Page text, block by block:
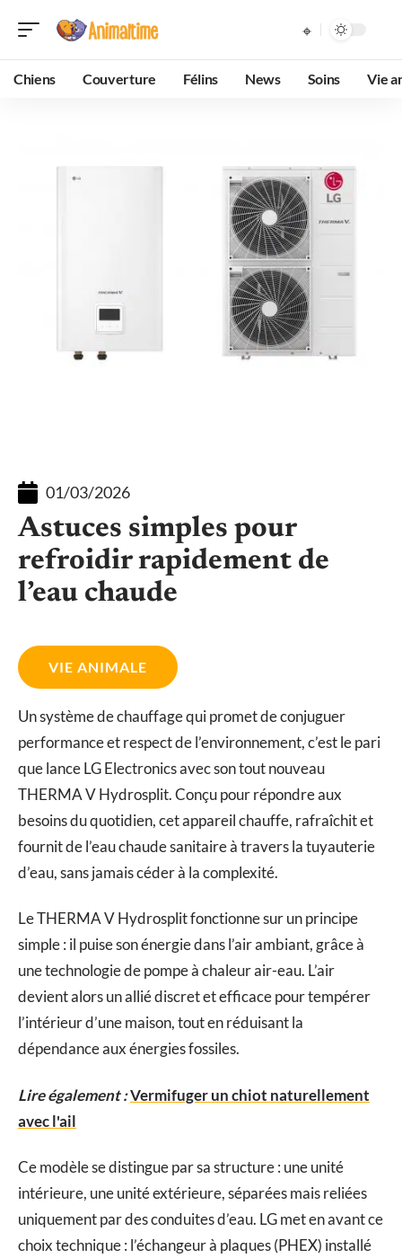
Chiens Couverture Félins News Soins Vie
01/03/2026
Astuces simples pour
refroidir rapidement de
l’eau chaude
VIE ANIMALE
Un système de chauffage qui promet de conjuguer
performance et respect de l’environnement, c’est le pari
que lance LG Electronics avec son tout nouveau
THERMA V Hydrosplit. Conçu pour répondre aux
besoins du quotidien, cet appareil chauffe, rafraîchit et
fournit de l’eau chaude sanitaire à travers la tuyauterie
d’eau, sans jamais céder à la complexité.
Le THERMA V Hydrosplit fonctionne sur un principe
simple : il puise son énergie dans l’air ambiant, grâce à
une technologie de pompe à chaleur air-eau. L’air
devient alors un allié discret et efficace pour tempérer
l’intérieur d’une maison, tout en réduisant la
dépendance aux énergies fossiles.
Lire également :Vermifuger un chiot naturellement
avec l'ail
Ce modèle se distingue par sa structure : une unité
intérieure, une unité extérieure, séparées mais reliées
uniquement par des conduites d’eau. LG met en avant ce
choix technique : l’échangeur à plaques (PHEX) installé